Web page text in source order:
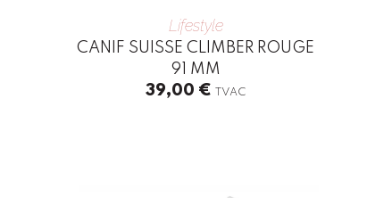
Lifestyle
CANIF SUISSE CLIMBER ROUGE
91 MM
39,00 € TVAC